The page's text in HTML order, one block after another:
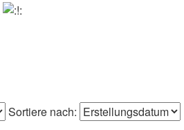
Sortiere nach: